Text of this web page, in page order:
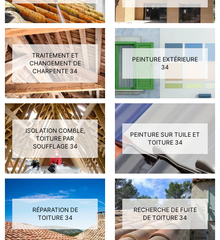
TRAITEMENT ET
CHANGEMENT DE
CHARPENTE 34
PEINTURE EXTÉRIEURE
34
ISOLATION COMBLE,
TOITURE PAR
SOUFFLAGE 34
PEINTURE SUR TUILE ET
TOITURE 34
RÉPARATION DE
TOITURE 34
RECHERCHE DE FUITE
DE TOITURE 34